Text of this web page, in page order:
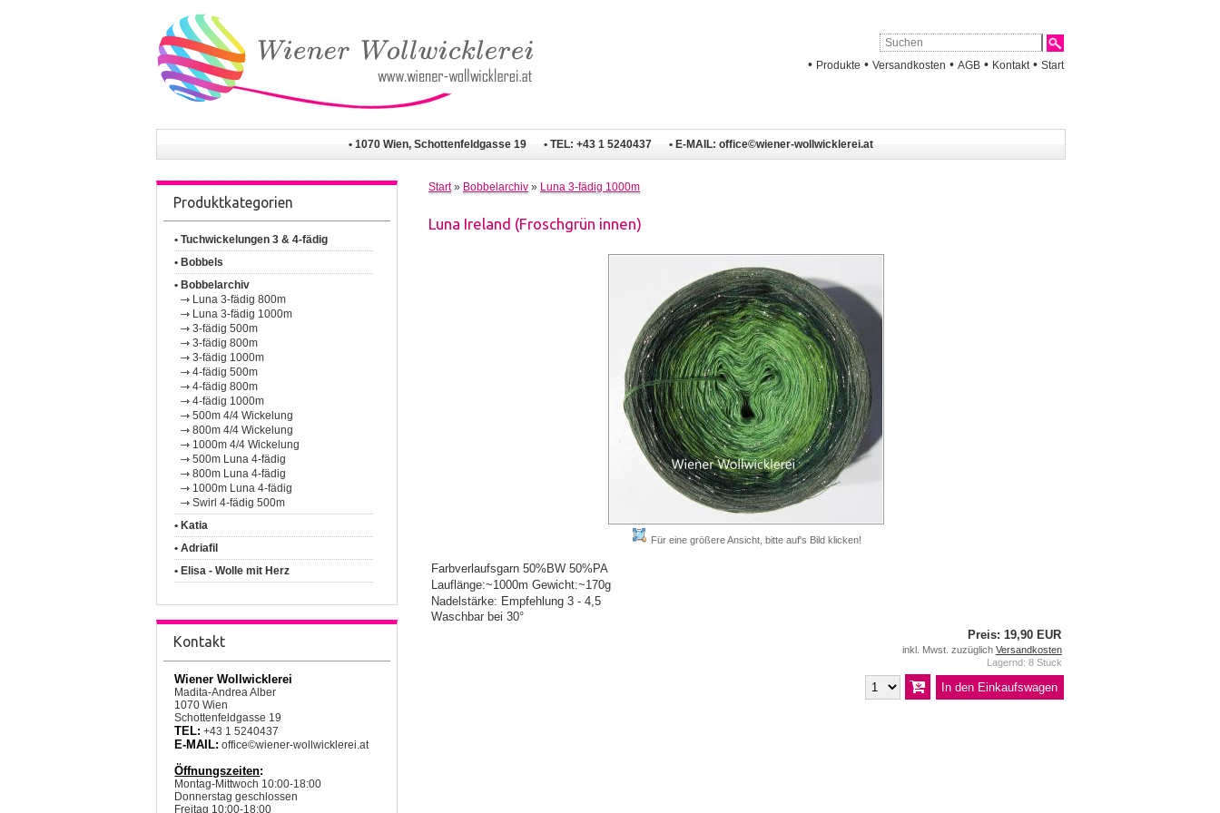
• Produkte • Versandkosten • AGB • Kontakt • Start
• 1070 Wien, Schottenfeldgasse 19 • TEL: +43 1 5240437 • E-MAIL:office©wiener-wollwicklerei.at
Produktkategorien
• Tuchwickelungen 3 & 4-fädig
• Bobbels
• Bobbelarchiv
Luna 3-fädig 800m
Luna 3-fädig 1000m
3-fädig 500m
3-fädig 800m
3-fädig 1000m
4-fädig 500m
4-fädig 800m
4-fädig 1000m
500m 4/4 Wickelung
800m 4/4 Wickelung
1000m 4/4 Wickelung
500m Luna 4-fädig
800m Luna 4-fädig
1000m Luna 4-fädig
Swirl 4-fädig 500m
• Katia
• Adriafil
• Elisa - Wolle mit Herz
Kontakt
Wiener Wollwicklerei
Madita-Andrea Alber
1070 Wien
Schottenfeldgasse 19
TEL: +43 1 5240437
E-MAIL: office©wiener-wollwicklerei.at
Öffnungszeiten:
Montag-Mittwoch 10:00-18:00
Donnerstag geschlossen
Freitag 10:00-18:00
Start» Bobbelarchiv » Luna 3-fädig 1000m
Luna Ireland (Froschgrün innen)
Für eine größere Ansicht, bitte auf's Bild klicken!
Farbverlaufsgarn 50%BW 50%PA
Lauflänge:~1000m Gewicht:~170g
Nadelstärke: Empfehlung 3 - 4,5
Waschbar bei 30°
Preis: 19,90 EUR
inkl. Mwst. zuzüglich Versandkosten
Lagernd: 8 Stück